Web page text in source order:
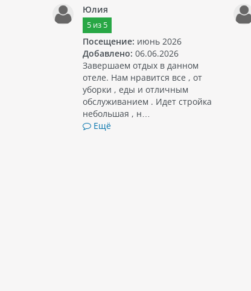
Юлия
5из 5
Посещение: июнь 2026
Добавлено: 06.06.2026
Завершаем отдых в данном
отеле. Нам нравится все , от
уборки , еды и отличным
обслуживанием . Идет стройка
небольшая , н…
Ещё